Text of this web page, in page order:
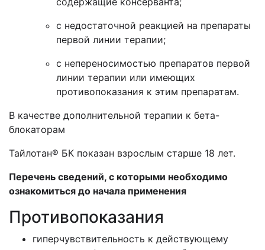
с недостаточной реакцией на препараты
первой линии терапии;
с непереносимостью препаратов первой
линии терапии или имеющих
противопоказания к этим препаратам.
В качестве дополнительной терапии к бета-
блокаторам
Тайлотан® БК показан взрослым старше 18 лет.
Перечень сведений, с которыми необходимо
ознакомиться до начала применения
Противопоказания
гиперчувствительность к действующему